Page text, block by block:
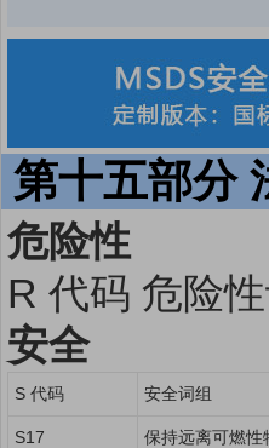
第十五部分
危险性
R 代码 危险
安全
S 代码 安全词组
S17 保持远离可燃性